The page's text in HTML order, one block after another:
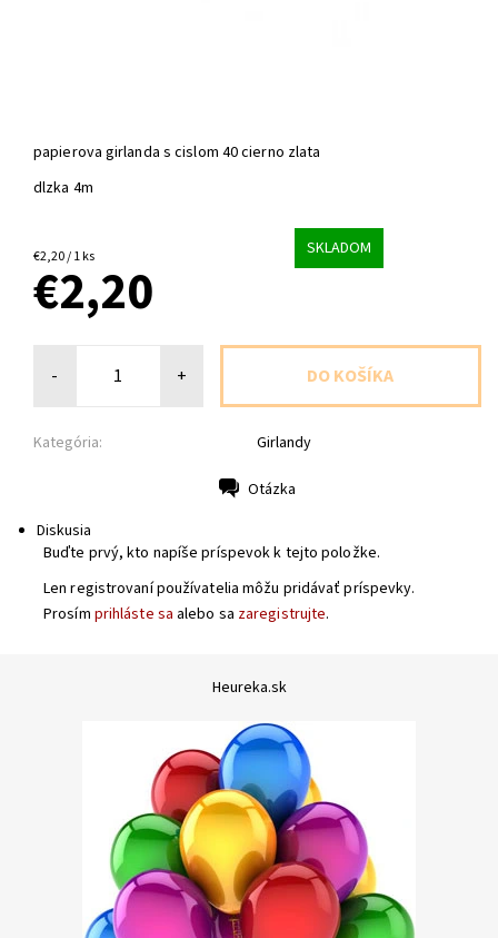
papierova girlanda s cislom 40 cierno zlata
dlzka 4m
€2,20 / 1 ks SKLADOM
€2,20
- +
Kategória: Girlandy
Otázka
Diskusia
Buďte prvý, kto napíše príspevok k tejto položke.
Len registrovaní používatelia môžu pridávať príspevky.
Prosím prihláste sa alebo sa zaregistrujte.
Heureka.sk